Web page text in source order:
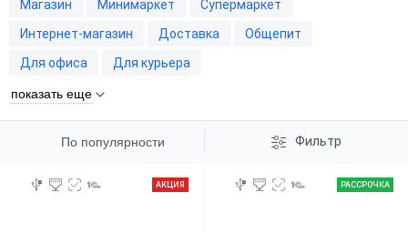
Магазин Минимаркет
Супермаркет
Интернет-магазин
Доставка
Общепит
Для офиса
Для курьера
показать еще
По популярности Фильтр
По цене, по убыванию
АКЦИЯ РАССРОЧКА